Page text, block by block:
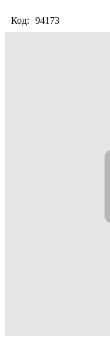
Код: 94173